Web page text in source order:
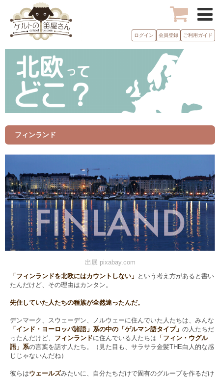
ログイン 会員登録 ご利用ガイド
フィンランド
出展 pixabay.com
「フィンランドを北欧にはカウントしない」 という考え方があると書い
たんだけど、その理由はカンタン。
先住していた人たちの種族が全然違ったんだ。
デンマーク、スウェーデン、ノルウェーに住んでいた人たちは、みんな
「インド・ヨーロッパ諸語」系の中の「ゲルマン語タイプ」 の人たちだ
ったんだけど、 フィンランドに住んでいる人たちは 「フィン・ウグル
語」系の言葉を話す人たち。（見た目も、サラサラ金髪THE白人的な感
じじゃないんだね）
彼らはウェールズみたいに、自分たちだけで固有のグループを作るだけ